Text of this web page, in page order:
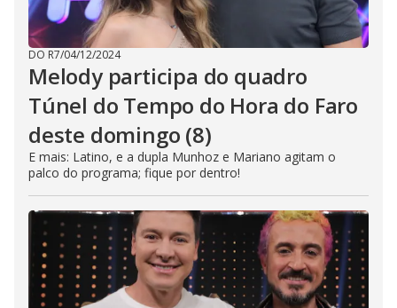
DO R7/04/12/2024
Melody participa do quadro
Túnel do Tempo do Hora do Faro
deste domingo (8)
E mais: Latino, e a dupla Munhoz e Mariano agitam o
palco do programa; fique por dentro!